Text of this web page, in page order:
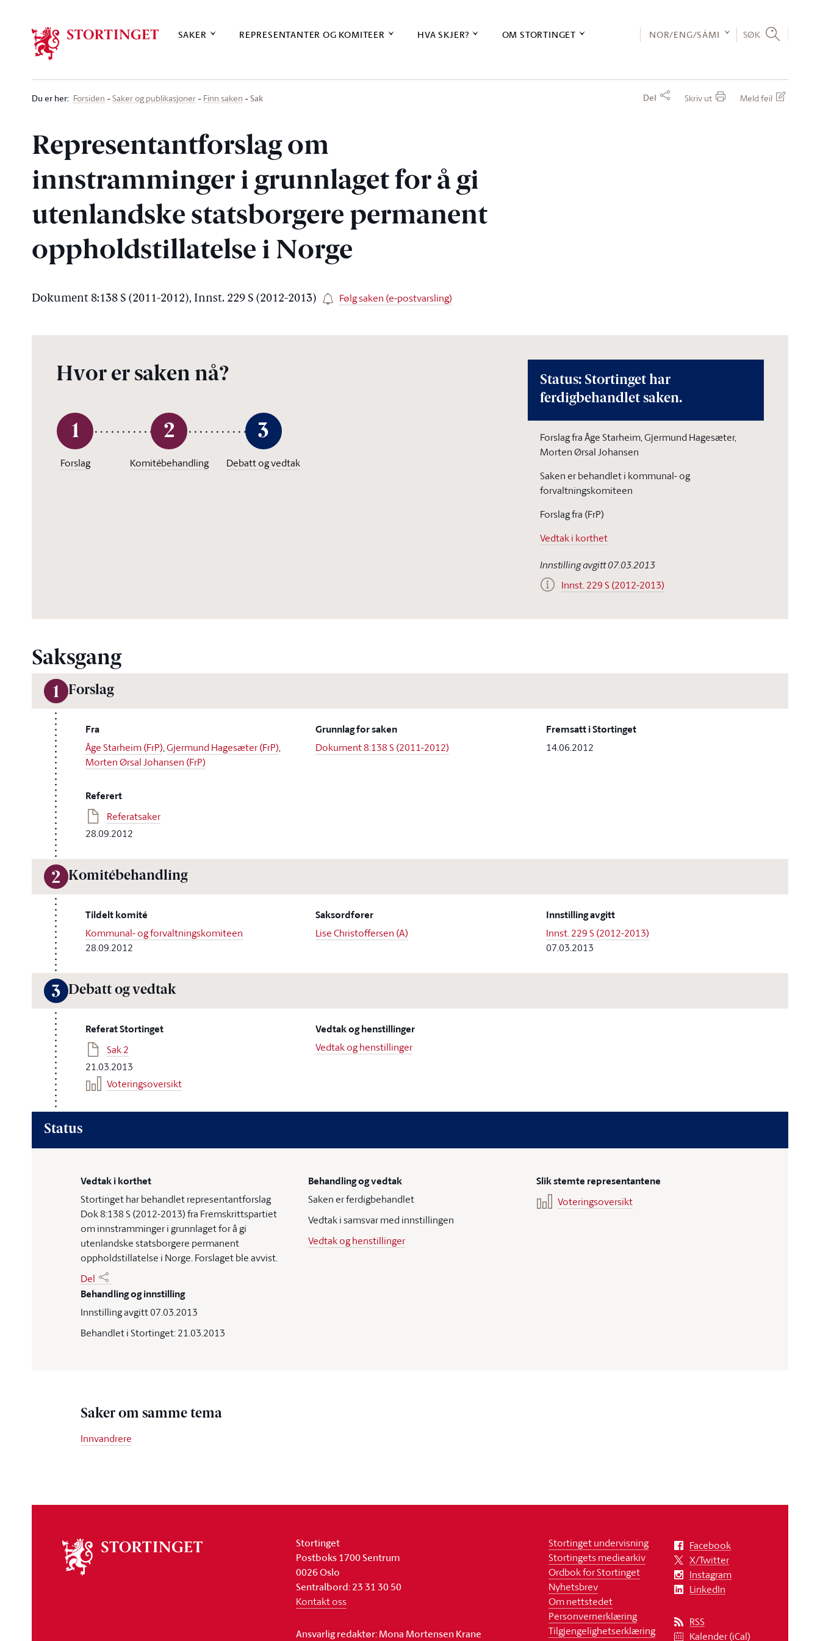
SAKER REPRESENTANTER OG KOMITEER HVA SKJER? OM STORTINGET NOR/ENG/SÁMI SØK
Du er her: Forsiden Saker og publikasjoner Finn saken Sak Del Skriv ut Meld feil
Representantforslag om
innstramminger i grunnlaget for å gi
utenlandske statsborgere permanent
oppholdstillatelse i Norge
Dokument 8:138 S (2011-2012), Innst. 229 S (2012-2013) Følg saken (e-postvarsling)
Hvor er saken nå?
1
Forslag
2
Komitébehandling
3
Debatt og vedtak
Status: Stortinget har
ferdigbehandlet saken.
Forslag fra Åge Starheim, Gjermund Hagesæter,
Morten Ørsal Johansen
Saken er behandlet i kommunal- og
forvaltningskomiteen
Forslag fra (FrP)
Vedtak i korthet
Innstilling avgitt 07.03.2013
Innst. 229 S (2012-2013)
Saksgang
1 Forslag
Fra
Åge Starheim (FrP),Gjermund Hagesæter (FrP),
Morten Ørsal Johansen (FrP)
Grunnlag for saken
Dokument 8:138 S (2011-2012)
Fremsatt i Stortinget
14.06.2012
Referert
Referatsaker
28.09.2012
2 Komitébehandling
Tildelt komité
Kommunal- og forvaltningskomiteen
28.09.2012
Saksordfører
Lise Christoffersen (A)
Innstilling avgitt
Innst. 229 S (2012-2013)
07.03.2013
3 Debatt og vedtak
Referat Stortinget
Sak 2
21.03.2013
Voteringsoversikt
Vedtak og henstillinger
Vedtak og henstillinger
Status
Vedtak i korthet
Stortinget har behandlet representantforslag
Dok 8:138 S (2012-2013) fra Fremskrittspartiet
om innstramminger i grunnlaget for å gi
utenlandske statsborgere permanent
oppholdstillatelse i Norge. Forslaget ble avvist.
Del
Behandling og vedtak
Saken er ferdigbehandlet
Vedtak i samsvar med innstillingen
Vedtak og henstillinger
Slik stemte representantene
Voteringsoversikt
Behandling og innstilling
Innstilling avgitt 07.03.2013
Behandlet i Stortinget: 21.03.2013
Saker om samme tema
Innvandrere
stortinget
Stortinget
Postboks 1700 Sentrum
0026 Oslo
Sentralbord: 23 31 30 50
Kontakt oss
Ansvarlig redaktør: Mona Mortensen Krane
Stortinget undervisning
Stortingets mediearkiv
Ordbok for Stortinget
Nyhetsbrev
Om nettstedet
Personvernerklæring
Tilgjengelighetserklæring
Facebook
X/Twitter
Instagram
LinkedIn
RSS
Kalender (iCal)